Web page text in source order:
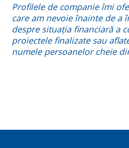
Profilele de companie îmi
care am nevoie înainte de a
despre situația financiară a
proiectele finalizate sau
numele persoanelor cheie